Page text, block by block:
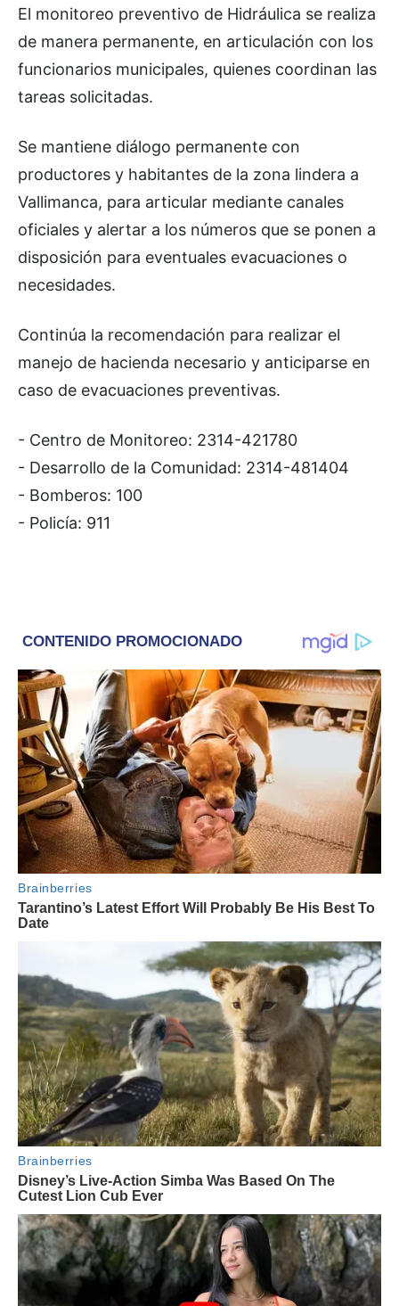
El monitoreo preventivo de Hidráulica se realiza
de manera permanente, en articulación con los
funcionarios municipales, quienes coordinan las
tareas solicitadas.
Se mantiene diálogo permanente con
productores y habitantes de la zona lindera a
Vallimanca, para articular mediante canales
oficiales y alertar a los números que se ponen a
disposición para eventuales evacuaciones o
necesidades.
Continúa la recomendación para realizar el
manejo de hacienda necesario y anticiparse en
caso de evacuaciones preventivas.
- Centro de Monitoreo: 2314-421780
- Desarrollo de la Comunidad: 2314-481404
- Bomberos: 100
- Policía: 911